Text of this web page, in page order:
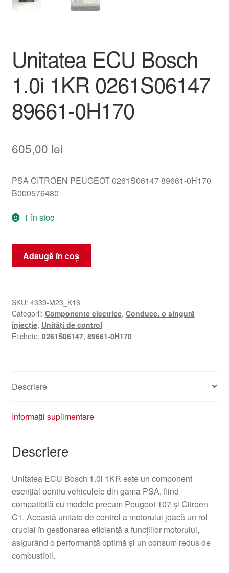
Plățile
Procedura de reclamație
Termeni si conditii
Unitatea ECU Bosch
1.0i 1KR 0261S06147
89661-0H170
605,00 lei
PSA CITROEN PEUGEOT 0261S06147 89661-0H170
B000576480
1 în stoc
Cantitate
Unitatea
1.0i
1KR
0261S06147
89661-
Adaugă în coș
SKU: 4339-M23_K16
Categorii: Componente electrice, Conduce. o singură
injecție, Unități de control
Etichete: 0261S06147, 89661-0H170
Descriere
Informații suplimentare
Descriere
Unitatea ECU Bosch 1.0i 1KR este un component
esențial pentru vehiculele din gama PSA, fiind
compatibilă cu modele precum Peugeot 107 și Citroen
C1. Această unitate de control a motorului joacă un rol
crucial în gestionarea eficientă a funcțiilor motorului,
asigurând o performanță optimă și un consum redus de
combustibil.